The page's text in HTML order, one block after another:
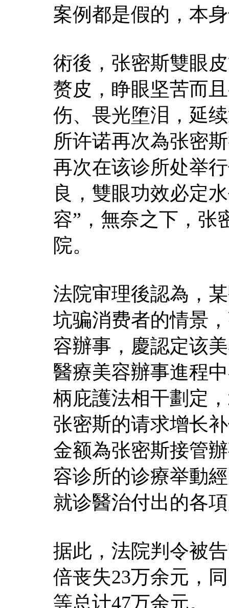
案例都是假的，本
術後，张密斯雙眼
赘皮，睁眼坚苦而
伤、畏光堕泪，延
所许诺再次為张密
再次在该诊所处举
良，雙眼功效必定
容”，無奈之下，张
院。
法院审理後認為，
坑骗消费者的情景
容辦事，慶認定该
醫療美容辦事進程
柄庇護法相干劃定
张密斯的请求增长
金额為张密斯接管
容诊所的诊療举動
就诊醫治付出的各
据此，法院判令被
倍丧失23万余元，
等总计47万余元。